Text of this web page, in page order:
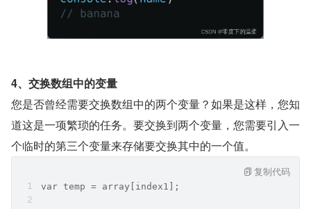
4、交换数组中的变量
您是否曾经需要交换数组中的两个变量？如果是这样，您知
道这是一项繁琐的任务。要交换到两个变量，您需要引入一
个临时的第三个变量来存储要交换其中的一个值。
var temp = array[index1];
复制代码